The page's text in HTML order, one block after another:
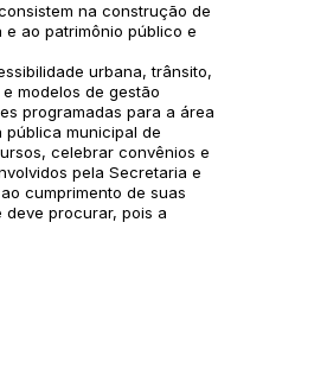
na construção de
ao patrimônio público e
urbana, trânsito,
modelos de gestão
programadas para a área
municipal de
celebrar convênios e
pela Secretaria e
cumprimento de suas
procurar, pois a